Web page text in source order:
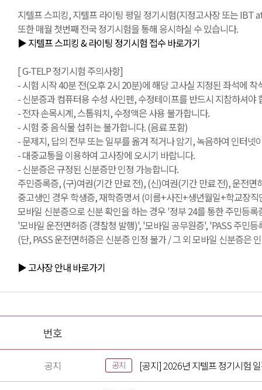
지텔프 스피킹, 지텔프 라이팅 평일 정기시험(지정고사장 또는 IBT
또한 매월 첫번째 전국 정기시험을 통해 응시하실 수 있습니다.
▶ 지텔프 스피킹 & 라이팅 정기시험 접수 바로가기
[ G-TELP 정기시험 주의사항]
- 시험 시작 40분 전(오후 2시 20분)에 해당 고사실 지정된 좌석에 착
- 신분증과 컴퓨터용 수성 사인펜, 수정테이프를 반드시 지참하셔야
- 전자 손목시계, 스톱워치, 수정액은 사용 불가합니다.
- 시험 중 음식물 섭취는 불가합니다. (음료 포함)
- 문제지, 답의 전부 또는 일부를 옮겨 적거나 암기, 녹음하여 인터
- 대중교통을 이용하여 고사장에 오시기 바랍니다.
- 신분증은 규정된 신분증만 인정 가능합니다.
주민증록증, (구)여권(기간 만료 전), (신)여권(기간 만료 전), 운전
중고생인 경우 학생증, 재학증명서 (이름+사진+생년월일+학교장
모바일 신분증으로 신분 확인을 하는 경우 '정부 24를 통한 주민등록
'모바일 운전면허증 (경찰청 발행)', '모바일 공무원증', 'PASS 주민
(단, PASS 운전면허증은 신분증 인정 불가 / 그 외 모바일 신분증은
▶ 고사장 안내 바로가기
번호
공지 공지 [공지] 2026년 지텔프 정기시험